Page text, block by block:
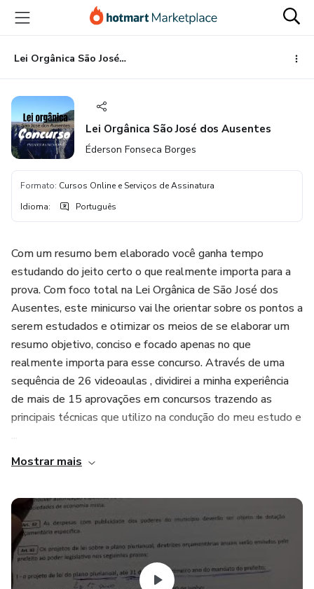
para
conteúdo
principal
para
pagamento
para
rodapé
Lei Orgânica São José dos Ausentes
Lei Orgânica São José dos Ausentes
Éderson Fonseca Borges
Formato: Cursos Online e Serviços de Assinatura
Idioma: Português
Com um resumo bem elaborado você ganha tempo
estudando do jeito certo o que realmente importa para a
prova. Com foco total na Lei Orgânica de São José dos
Ausentes, este minicurso vai lhe orientar sobre os pontos a
serem estudados e otimizar os meios de se elaborar um
resumo objetivo, conciso e focado apenas no que
realmente importa para esse concurso. Através de uma
sequência de 26 videoaulas , dividirei a minha experiência
de mais de 15 aprovações em concursos trazendo as
principais técnicas que utilizo na condução do meu estudo e
Mostrar mais